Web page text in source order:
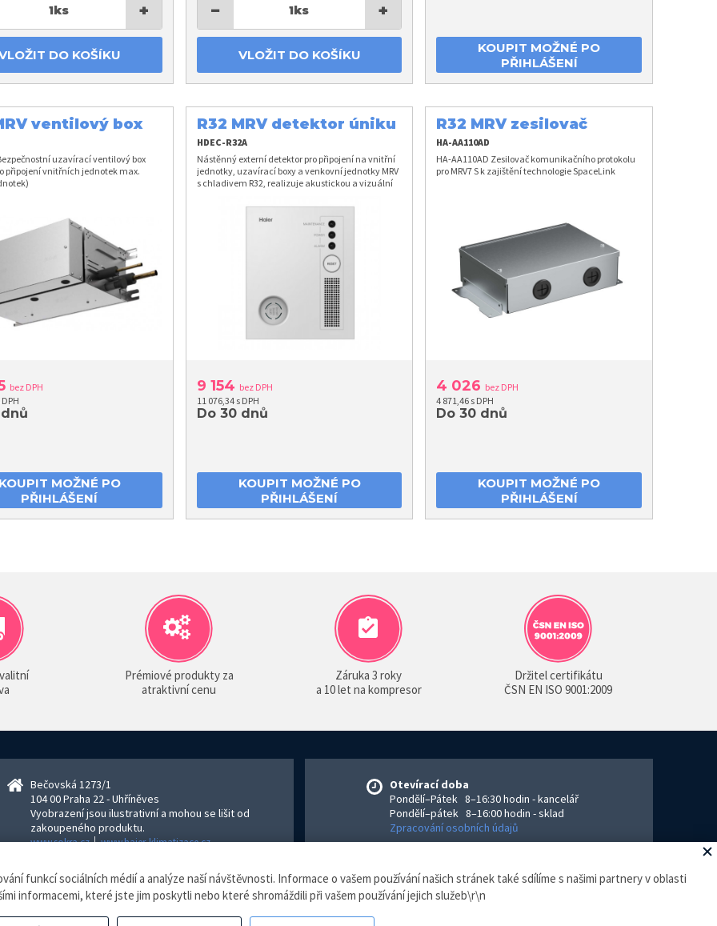
1ks +
DO KOŠÍKU
− 1ks +
VLOŽIT DO KOŠÍKU
KOUPIT MOŽNÉ PO
PŘIHLÁŠENÍ
ventilový box
uzavírací ventilový box
připojení vnitřních jednotek max.
bez DPH
KOUPIT MOŽNÉ PO
PŘIHLÁŠENÍ
R32 MRV detektor úniku
chladiva
HDEC-R32A
Nástěnný externí detektor pro připojení na vnitřní
jednotky, uzavírací boxy a venkovní jednotky MRV
s chladivem R32, realizuje akustickou a vizuální
9 154 bez DPH
11 076,34 s DPH
Do 30 dnů
KOUPIT MOŽNÉ PO
PŘIHLÁŠENÍ
R32 MRV zesilovač
komunikačního
protokolu
HA-AA110AD
HA-AA110AD Zesilovač komunikačního protokolu
pro MRV7 S k zajištění technologie SpaceLink
4 026 bez DPH
4 871,46 s DPH
Do 30 dnů
KOUPIT MOŽNÉ PO
PŘIHLÁŠENÍ
Prémiové produkty za
atraktivní cenu
Záruka 3 roky
a 10 let na kompresor
Držitel certifikátu
ČSN EN ISO 9001:2009
Bečovská 1273/1
104 00 Praha 22 - Uhříněves
Vyobrazení jsou ilustrativní a mohou se lišit od
zakoupeného produktu.
www.sokra.cz│www.haier-klimatizace.cz
Otevírací doba
Pondělí–Pátek 8–16:30 hodin - kancelář
Pondělí–pátek 8–16:00 hodin - sklad
Zpracování osobních údajů
všechna práva vyhrazena.Internetový obchodvytvořilo studioBlueGhost.
tržbu u správce daně online, v případě technického výpadku pak nejpozději do 48 hodin.
funkcí sociálních médií a analýze naší návštěvnosti. Informace o vašem používání našich stránek také sdílíme s našimi partnery v oblasti
informacemi, které jste jim poskytli nebo které shromáždili při vašem používání jejich služeb\r\n